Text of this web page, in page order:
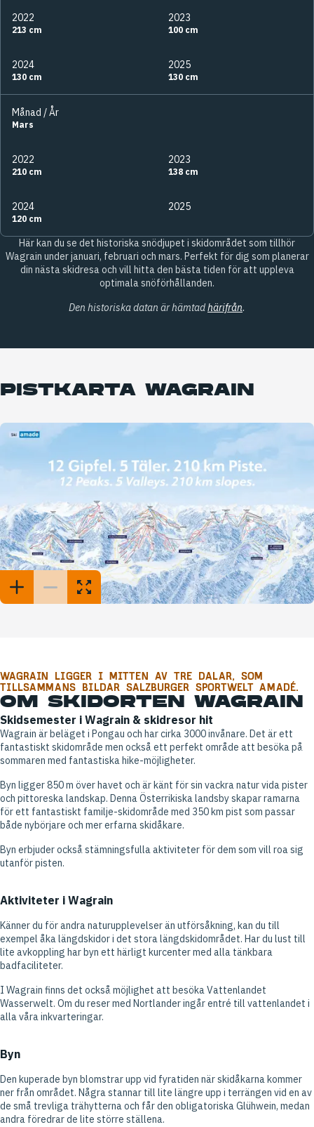
2022
213 cm
2023
100 cm
2024
130 cm
2025
130 cm
Månad / År
Mars
2022
210 cm
2023
138 cm
2024
120 cm
2025
Här kan du se det historiska snödjupet i skidområdet som tillhör
Wagrain under januari, februari och mars. Perfekt för dig som planerar
din nästa skidresa och vill hitta den bästa tiden för att uppleva
optimala snöförhållanden.
Den historiska datan är hämtadhärifrån.
PISTKARTA WAGRAIN
WAGRAIN LIGGER I MITTEN AV TRE DALAR, SOM
TILLSAMMANS BILDAR SALZBURGER SPORTWELT AMADÉ.
OM SKIDORTEN WAGRAIN
Skidsemester i Wagrain & skidresor hit
Wagrain är beläget i Pongau och har cirka 3000 invånare. Det är ett
fantastiskt skidområde men också ett perfekt område att besöka på
sommaren med fantastiska hike-möjligheter.
Byn ligger 850 m över havet och är känt för sin vackra natur vida pister
och pittoreska landskap. Denna Österrikiska landsby skapar ramarna
för ett fantastiskt familje-skidområde med 350 km pist som passar
både nybörjare och mer erfarna skidåkare.
Byn erbjuder också stämningsfulla aktiviteter för dem som vill roa sig
utanför pisten.
Aktiviteter i Wagrain
Känner du för andra naturupplevelser än utförsåkning, kan du till
exempel åka längdskidor i det stora längdskidområdet. Har du lust till
lite avkoppling har byn ett härligt kurcenter med alla tänkbara
badfaciliteter.
I Wagrain finns det också möjlighet att besöka Vattenlandet
Wasserwelt. Om du reser med Nortlander ingår entré till vattenlandet i
alla våra inkvarteringar.
Byn
Den kuperade byn blomstrar upp vid fyratiden när skidåkarna kommer
ner från området. Några stannar till lite längre upp i terrängen vid en av
de små trevliga trähytterna och får den obligatoriska Glühwein, medan
andra föredrar de lite större ställena.